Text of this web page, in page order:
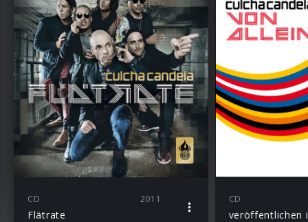
CD 2011
Flätrate
CD